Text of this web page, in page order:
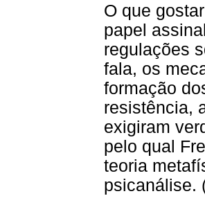
O que
papel
regulações
fala, os
formação
resistência,
exigiram
pelo qual
teoria
psicanálise.